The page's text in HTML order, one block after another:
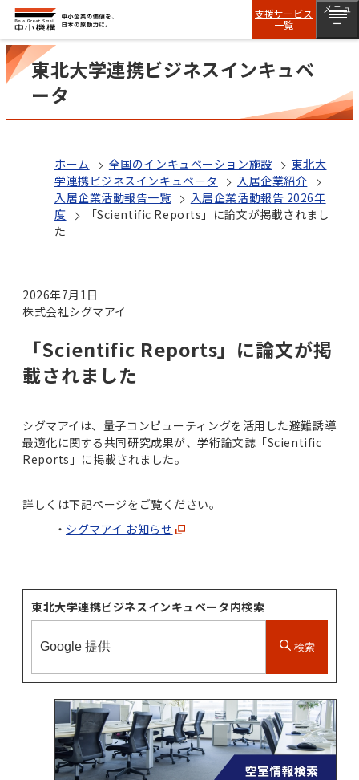
支援サービス
一覧
メニュ
ー
東北大学連携ビジネスインキュベ
ータ
ホーム 全国のインキュベーション施設
東北大
学連携ビジネスインキュベータ
入居企業紹介
入居企業活動報告一覧
入居企業活動報告 2026年
度
「Scientific Reports」に論文が掲載されまし
た
2026年7月1日
株式会社シグマアイ
「Scientific Reports」に論文が掲
載されました
シグマアイは、量子コンピューティングを活用した避難誘導
最適化に関する共同研究成果が、学術論文誌「Scientific
Reports」に掲載されました。
詳しくは下記ページをご覧ください。
シグマアイ お知らせ
東北大学連携ビジネスインキュベータ内検索
検索